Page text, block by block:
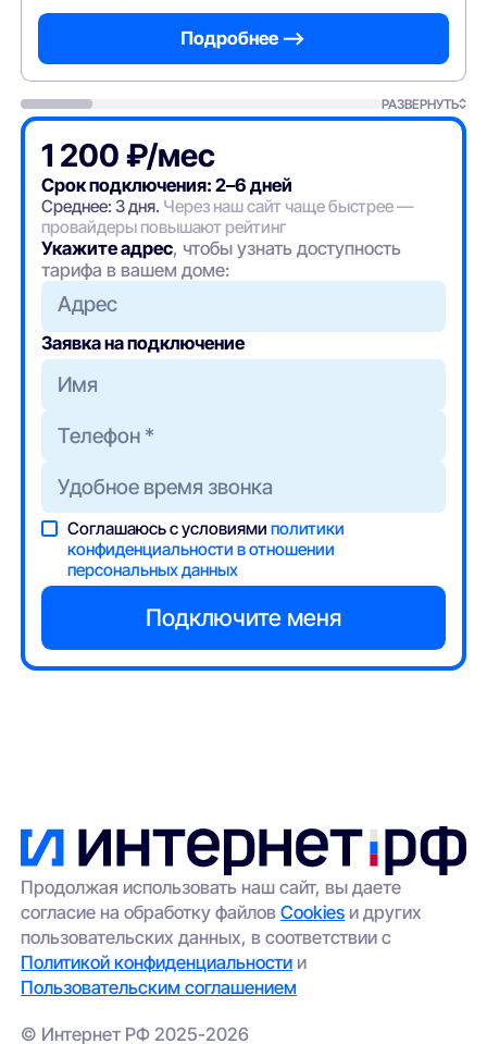
Подробнее —>
РАЗВЕРНУТЬ
1 200 ₽/мес
Срок подключения: 2–6 дней
Среднее: 3 дня. Через наш сайт чаще быстрее —
провайдеры повышают рейтинг
Укажите адрес, чтобы узнать доступность
тарифа в вашем доме:
Адрес
Заявка на подключение
Соглашаюсь с условиямиполитики
конфиденциальности в отношении
персональных данных
Продолжая использовать наш сайт, вы даете
согласие на обработку файловCookies и других
пользовательских данных, в соответствии с
Политикой конфиденциальности и
Пользовательским соглашением
© Интернет РФ 2025-2026